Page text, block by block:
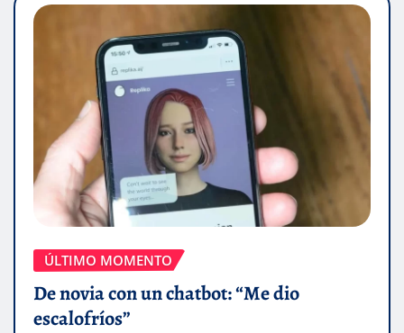
ÚLTIMO MOMENTO
De novia con un chatbot: “Me dio
escalofríos”